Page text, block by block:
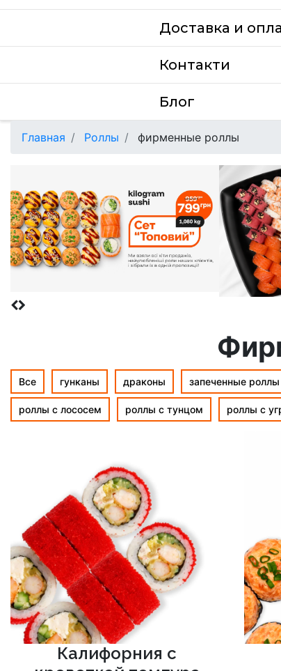
Доставка и
Контакти
Блог
Главная Роллы фирменные роллы
Все гунканы драконы запеченные роллы
роллы с лососем роллы с тунцом роллы с
Калифорния с